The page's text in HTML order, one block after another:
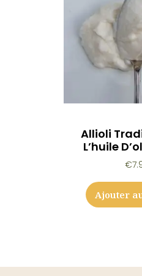
Allioli
L’huile
€
Ajouter